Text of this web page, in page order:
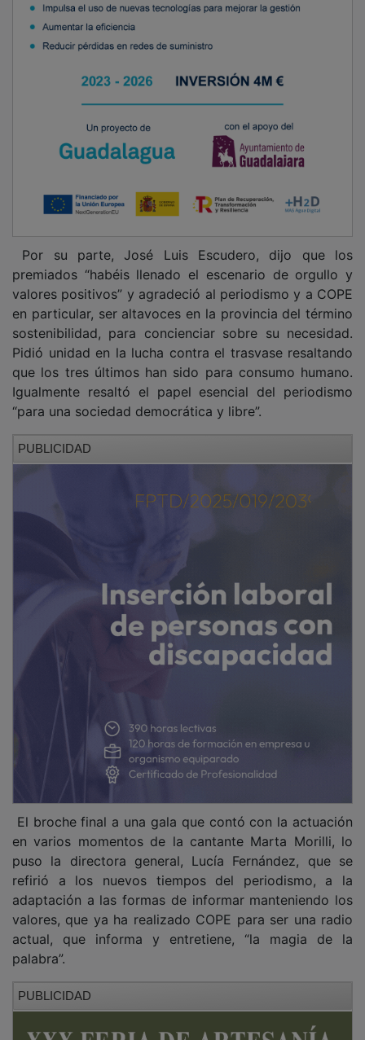
premiados “habéis llenado el escenario de orgullo y
valores positivos” y agradeció al periodismo y a COPE
en particular, ser altavoces en la provincia del término
sostenibilidad, para concienciar sobre su necesidad.
Pidió unidad en la lucha contra el trasvase resaltando
que los tres últimos han sido para consumo humano.
Igualmente resaltó el papel esencial del periodismo
“para una sociedad democrática y libre”.
en varios momentos de la cantante Marta Morilli, lo
puso la directora general, Lucía Fernández, que se
refirió a los nuevos tiempos del periodismo, a la
adaptación a las formas de informar manteniendo los
valores, que ya ha realizado COPE para ser una radio
actual, que informa y entretiene, “la magia de la
palabra”.